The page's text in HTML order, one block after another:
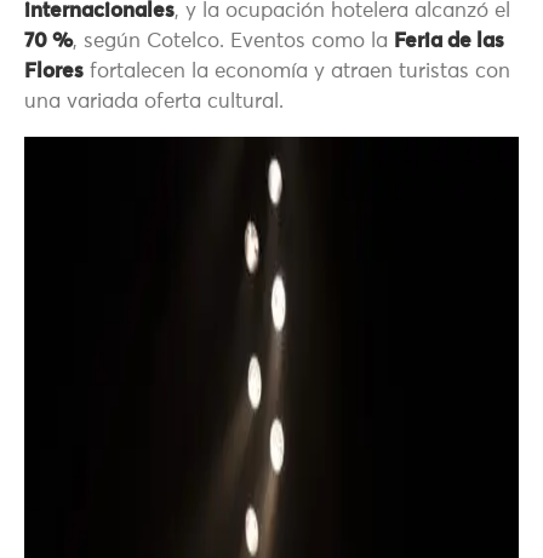
internacionales, y la ocupación hotelera alcanzó el
70 %, según Cotelco. Eventos como la Feria de las
Flores fortalecen la economía y atraen turistas con
una variada oferta cultural.